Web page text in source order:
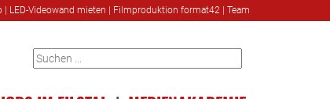
LED-Videowand mieten Filmproduktion format42 Team